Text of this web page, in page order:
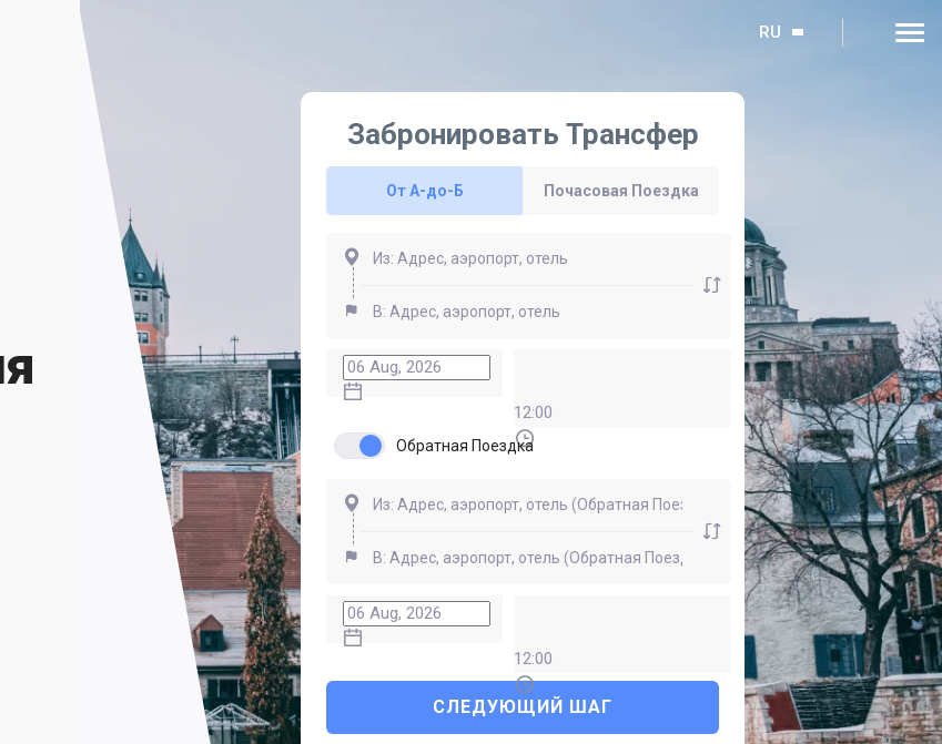
RU
Забронировать Трансфер
От A-до-Б Почасовая Поездка
12:00
Обратная Поездка
12:00
СЛЕДУЮЩИЙ ШАГ